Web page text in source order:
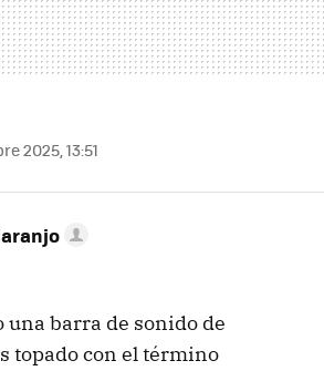
2025, 13:51
una barra de sonido de
topado con el término